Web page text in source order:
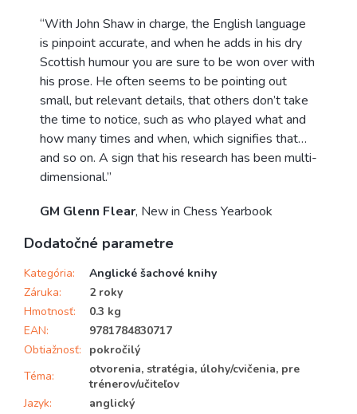
“With John Shaw in charge, the English language
is pinpoint accurate, and when he adds in his dry
Scottish humour you are sure to be won over with
his prose. He often seems to be pointing out
small, but relevant details, that others don’t take
the time to notice, such as who played what and
how many times and when, which signifies that…
and so on. A sign that his research has been multi-
dimensional.”
GM Glenn Flear, New in Chess Yearbook
Dodatočné parametre
Kategória:
Anglické šachové knihy
Záruka:
2 roky
Hmotnosť:
0.3 kg
EAN:
9781784830717
Obtiažnosť:
pokročilý
Téma:
otvorenia, stratégia, úlohy/cvičenia, pre
trénerov/učiteľov
Jazyk:
anglický